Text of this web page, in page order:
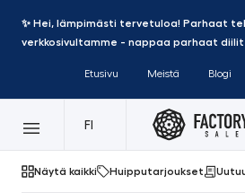
✨ Hei, lämpimästi tervetuloa! Parhaat
verkkosivultamme - nappaa parhaat diilit
Etusivu Meistä Blogi
FI
Näytä kaikki Huipputarjoukset